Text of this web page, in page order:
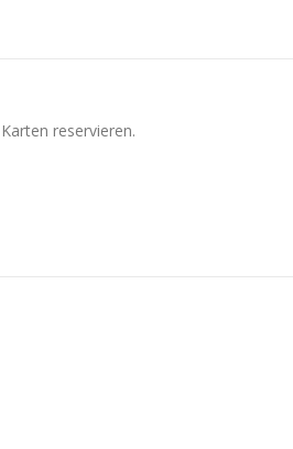
reservieren.